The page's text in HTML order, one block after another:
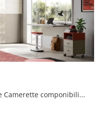
Arreda stanzette moderne con le Camerette componibili Moretti Compact Camerette! Il modello Y107 in melaminico è per ragazzi.